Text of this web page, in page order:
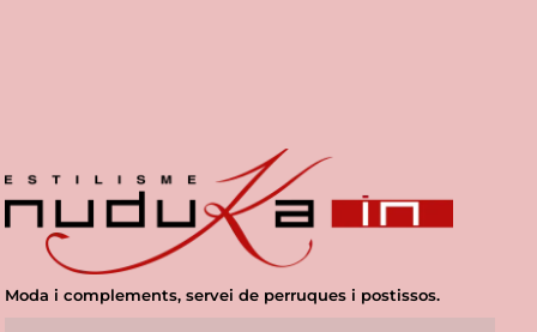
Moda i complements, servei de perruques i postissos.